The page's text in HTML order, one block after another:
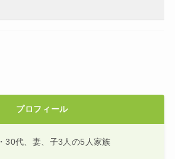
プロフィール
・30代、妻、子3人の5人家族